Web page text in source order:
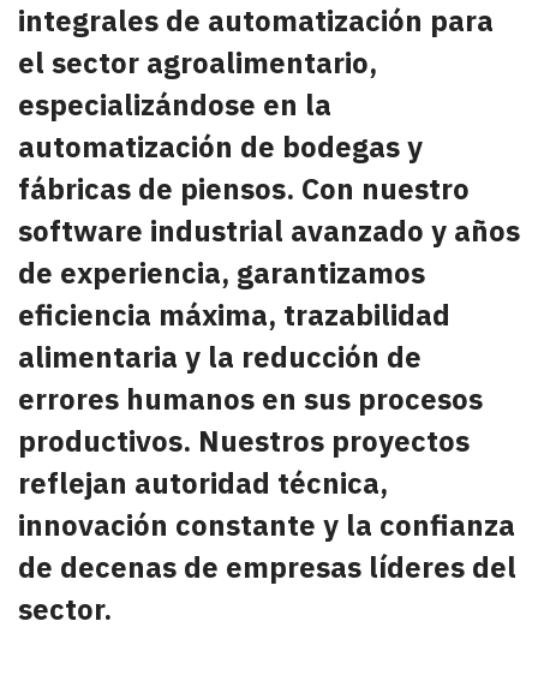
integrales de automatización para
el sector agroalimentario,
especializándose en la
automatización de bodegas y
fábricas de piensos. Con nuestro
software industrial avanzado y años
de experiencia, garantizamos
eficiencia máxima, trazabilidad
alimentaria y la reducción de
errores humanos en sus procesos
productivos. Nuestros proyectos
reflejan autoridad técnica,
innovación constante y la confianza
de decenas de empresas líderes del
sector.